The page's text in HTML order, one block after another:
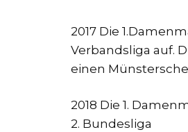
2017 Die
Verbandsliga auf.
einen
2018 Die 1.
2. Bundesliga